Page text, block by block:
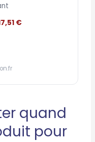
€
quand
pour